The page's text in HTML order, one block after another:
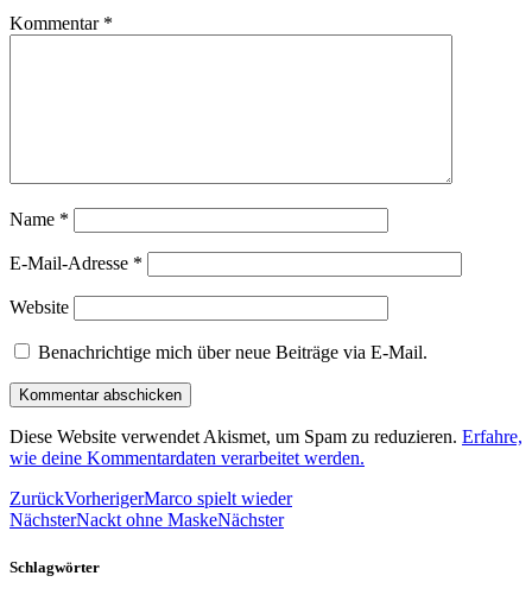
Kommentar *
Name *
E-Mail-Adresse *
Website
Benachrichtige mich über neue Beiträge via E-Mail.
Diese Website verwendet Akismet, um Spam zu reduzieren. Erfahre,
wie deine Kommentardaten verarbeitet werden.
ZurückVorherigerMarco spielt wieder
NächsterNackt ohne MaskeNächster
Schlagwörter